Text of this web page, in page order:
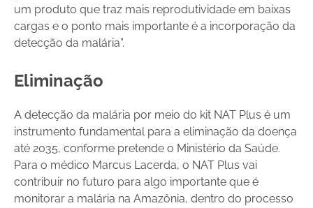
um produto que traz mais reprodutividade em baixas
cargas e o ponto mais importante é a incorporação da
detecção da malária”.
Eliminação
A detecção da malária por meio do kit NAT Plus é um
instrumento fundamental para a eliminação da doença
até 2035, conforme pretende o Ministério da Saúde.
Para o médico Marcus Lacerda, o NAT Plus vai
contribuir no futuro para algo importante que é
monitorar a malária na Amazônia, dentro do processo